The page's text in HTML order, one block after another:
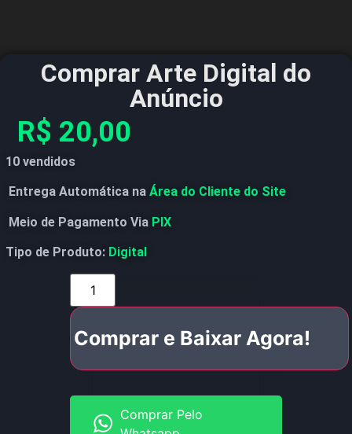
Comprar Arte Digital do
Anúncio
R$ 20,00
10 vendidos
Entrega Automática na Área do Cliente do Site
Meio de Pagamento Via PIX
Tipo de Produto: Digital
Comprar e Baixar Agora!
Comprar Pelo